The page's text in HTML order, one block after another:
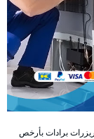
برادات بأرخص